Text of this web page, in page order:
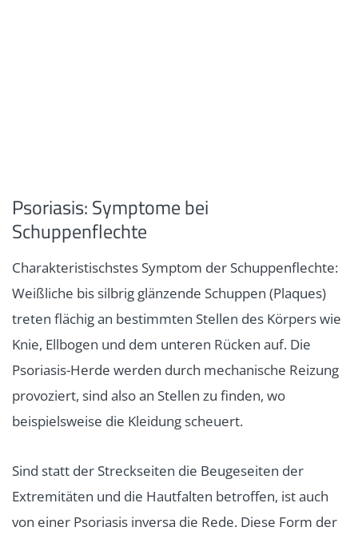
Psoriasis: Symptome bei
Schuppenflechte
Charakteristischstes Symptom der Schuppenflechte:
Weißliche bis silbrig glänzende Schuppen (Plaques)
treten flächig an bestimmten Stellen des Körpers wie
Knie, Ellbogen und dem unteren Rücken auf. Die
Psoriasis-Herde werden durch mechanische Reizung
provoziert, sind also an Stellen zu finden, wo
beispielsweise die Kleidung scheuert.
Sind statt der Streckseiten die Beugeseiten der
Extremitäten und die Hautfalten betroffen, ist auch
von einer Psoriasis inversa die Rede. Diese Form der